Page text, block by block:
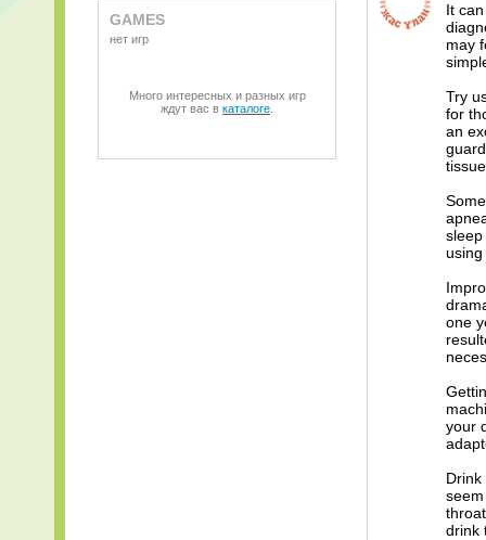
GAMES
нет игр
Много интересных и разных игр
ждут вас в каталоге
It
may
Try
for
an
one
your
drink